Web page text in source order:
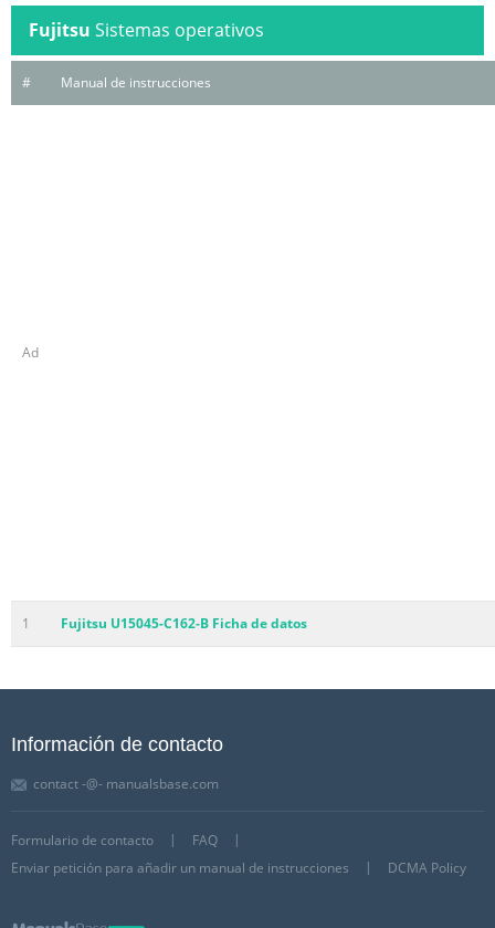
Fujitsu Sistemas operativos
# Manual de instrucciones
Ad
1 Fujitsu U15045-C162-B Ficha de datos
Información de contacto
contact -@- manualsbase.com
Formulario de contacto
FAQ
Enviar petición para añadir un manual de instrucciones
DCMA Policy